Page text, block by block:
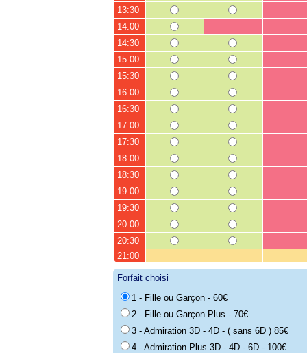
13:30
14:00
14:30
15:00
15:30
16:00
16:30
17:00
17:30
18:00
18:30
19:00
19:30
20:00
20:30
21:00
Forfait choisi
1 - Fille ou Garçon - 60€
2 - Fille ou Garçon Plus - 70€
3 - Admiration 3D - 4D - ( sans 6D ) 85€
4 - Admiration Plus 3D - 4D - 6D - 100€